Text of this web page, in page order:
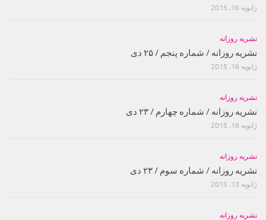
ژانویه 16, 2015
نشریه روزانه
نشریه روزانه / شماره پنجم / ۲۵ دی
ژانویه 16, 2015
نشریه روزانه
نشریه روزانه / شماره چهارم / ۲۳ دی
ژانویه 16, 2015
نشریه روزانه
نشریه روزانه / شماره سوم / ۲۳ دی
ژانویه 13, 2015
نشریه روزانه